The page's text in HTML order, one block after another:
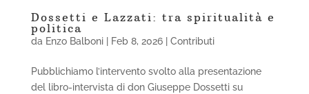
Dossetti e Lazzati: tra spiritualità e
politica
da Enzo Balboni| Feb 8, 2026| Contributi
Pubblichiamo l’intervento svolto alla presentazione
del libro-intervista di don Giuseppe Dossetti su